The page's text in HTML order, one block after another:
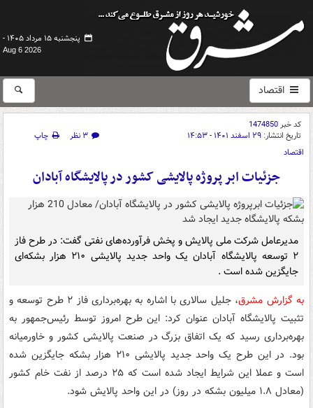
پنجشنبه ۱۵ مرداد ۱۴۰۵ -
Aug 6 2026
اقتصاد
کد خبر1474850
تاریخ انتشار: ۲۹ اسفند ۱۴۰۱ - ۱۴:۵۳ ۳ نظر
چاپ
اقتصاد
جزئیات‌ ابر پروژه پالایشی کشور در پالایشگاه آبادان
مدیرعامل شرکت ملی پالایش و پخش فرآورده‌های نفتی گفت: در طرح فاز
۲ توسعه پالایشگاه آبادان یک واحد جدید پالایشی ۲۱۰ هزار بشکه‌ای
جایگزین شده است .
به گزارش مشرق
، جلیل سالاری با اشاره به بهره‌برداری فاز ۲ طرح توسعه و
تثبیت پالایشگاه آبادان عنوان کرد: این طرح امروز توسط رئیس‌جمهور به
بهره‌برداری رسید که یک اتفاق بزرگ در صنعت پالایشی کشور و خاورمیانه
بود. در این طرح یک واحد جدید پالایشی ۲۱۰ هزار بشکه جایگزین شده
است و عملا این شرایط ایجاد شده است که ۲۵ درصد از نفت خام کشور
(معادل ۱.۸ میلیون بشکه در روز) در این واحد پالایش شود.